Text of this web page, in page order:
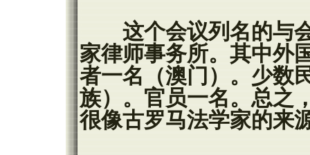
这个会议列名的与会
家律师事务所。其中外
者一名（澳门）。少数
族）。官员一名。总之
很像古罗马法学家的来